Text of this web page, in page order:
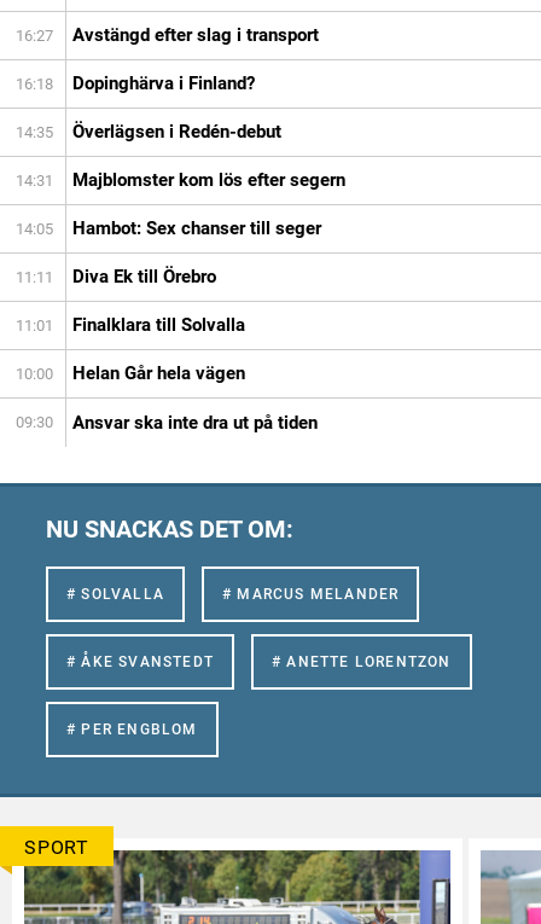
16:27 Avstängd efter slag i transport
16:18 Dopinghärva i Finland?
14:35 Överlägsen i Redén-debut
14:31 Majblomster kom lös efter segern
14:05 Hambot: Sex chanser till seger
11:11 Diva Ek till Örebro
11:01 Finalklara till Solvalla
10:00 Helan Går hela vägen
09:30 Ansvar ska inte dra ut på tiden
NU SNACKAS DET OM:
# SOLVALLA # MARCUS MELANDER
# ÅKE SVANSTEDT # ANETTE LORENTZON
# PER ENGBLOM
SPORT